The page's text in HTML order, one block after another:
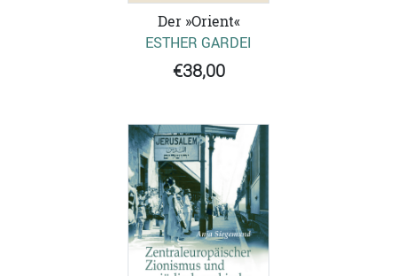
Der »Orient«
ESTHER GARDEI
€38,00